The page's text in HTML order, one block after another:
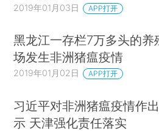
2019年01月03日 APP打开
黑龙江一存栏7万多头的养
场发生非洲猪瘟疫情
2019年01月02日 APP打开
习近平对非洲猪瘟疫情作
示 天津强化责任落实